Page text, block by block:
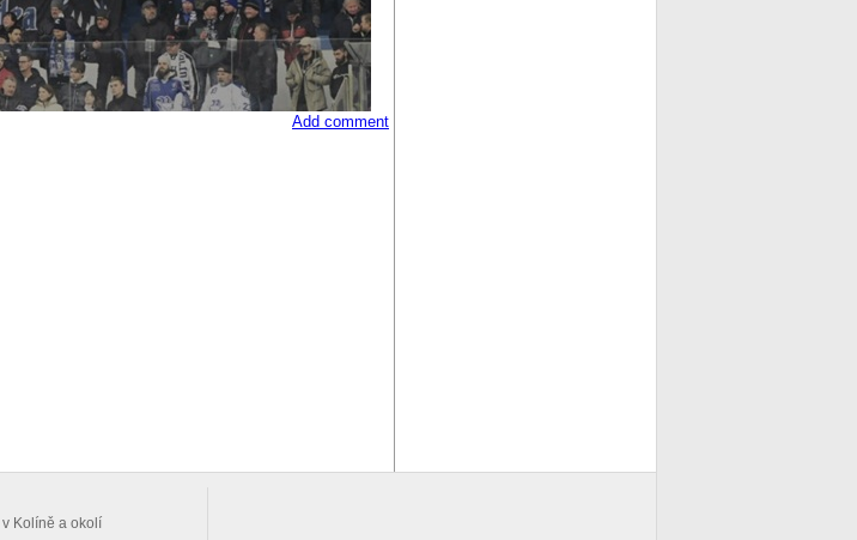
Add comment
v Kolíně a okolí